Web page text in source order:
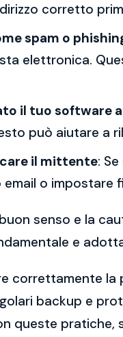
corretto
spam o
elettronica.
il tuo software
può aiutare a
il mittente:
email o
buon senso e la
e
correttamente
backup e
queste pratiche,